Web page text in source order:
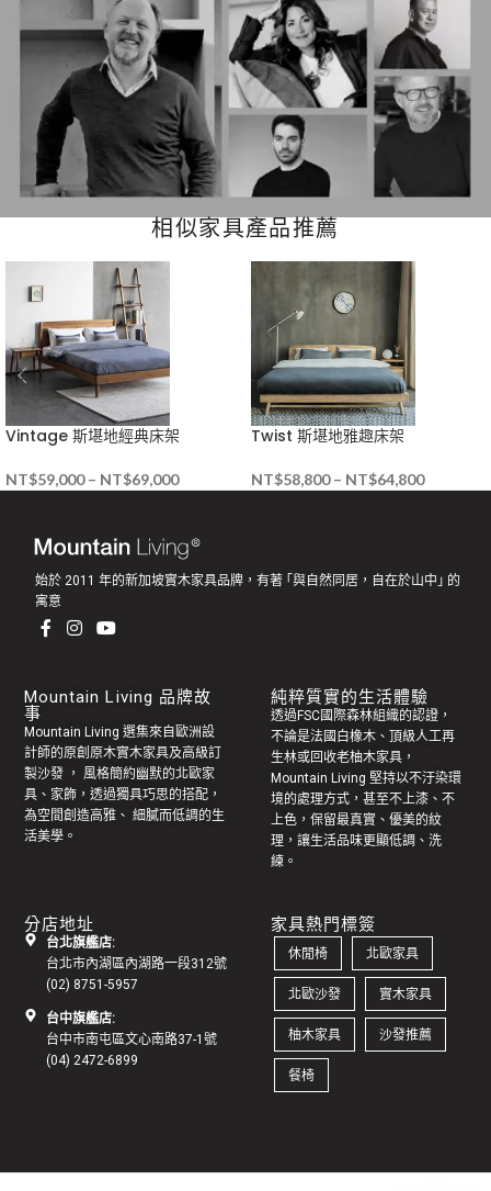
相似家具產品推薦
Vintage 斯堪地經典床架
NT$59,000 – NT$69,000
Twist 斯堪地雅趣床架
NT$58,800 – NT$64,800
始於 2011 年的新加坡實木家具品牌，有著 ｢與自然同居，自在於山中｣ 的
寓意
Mountain Living 品牌故
事
Mountain Living 選集來自歐洲設
計師的原創 原木實木家具及高級訂
製沙發 ， 風格簡約幽默的北歐家
具 、家飾，透過獨具巧思的搭配，
為空間創造高雅、 細膩而低調的生
活美學。
純粹質實的生活體驗
透過FSC國際森林組織的認證，
不論是法國白橡木、頂級人工再
生林或回收老柚木家具 ，
Mountain Living 堅持以不汙染環
境的處理方式，甚至不上漆、不
上色，保留最真實、優美的紋
理，讓生活品味更顯低調、洗
練。
分店地址
台北旗艦店:
台北市內湖區內湖路一段312號
(02) 8751-5957
台中旗艦店:
台中市南屯區文心南路37-1號
(04) 2472-6899
家具熱門標簽
休閒椅 北歐家具
北歐沙發 實木家具
柚木家具 沙發推薦
餐椅